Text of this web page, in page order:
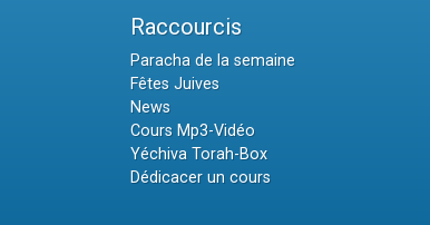
Raccourcis
Paracha de la semaine
Fêtes Juives
News
Cours Mp3-Vidéo
Yéchiva Torah-Box
Dédicacer un cours